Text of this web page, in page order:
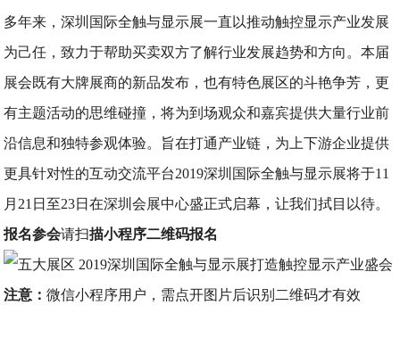
多年来，深圳国际全触与显示展一直以推动触控显示产业发展
为己任，致力于帮助买卖双方了解行业发展趋势和方向。本届
展会既有大牌展商的新品发布，也有特色展区的斗艳争芳，更
有主题活动的思维碰撞，将为到场观众和嘉宾提供大量行业前
沿信息和独特参观体验。旨在打通产业链，为上下游企业提供
更具针对性的互动交流平台2019深圳国际全触与显示展将于11
月21日至23日在深圳会展中心盛正式启幕，让我们拭目以待。
报名参会请扫描小程序二维码报名
注意：微信小程序用户，需点开图片后识别二维码才有效